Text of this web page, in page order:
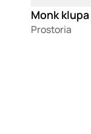
Monk klupa
Prostoria